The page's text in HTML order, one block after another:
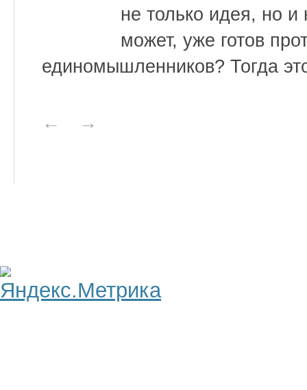
не только идея, но и
может, уже готов
единомышленников? Тогда
← →